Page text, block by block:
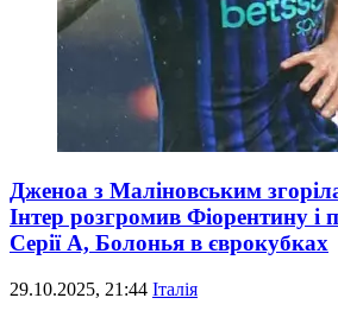
Дженоа з Маліновським
Інтер розгромив Фіорентину і
Серії А, Болонья в єврокубках
29.10.2025, 21:44 Італія